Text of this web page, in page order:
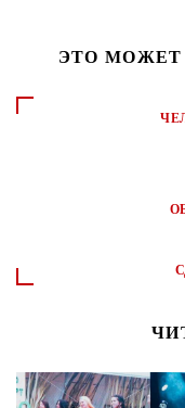
ЭТО МОЖЕТ